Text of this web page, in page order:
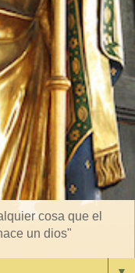
cosa que el
un dios"